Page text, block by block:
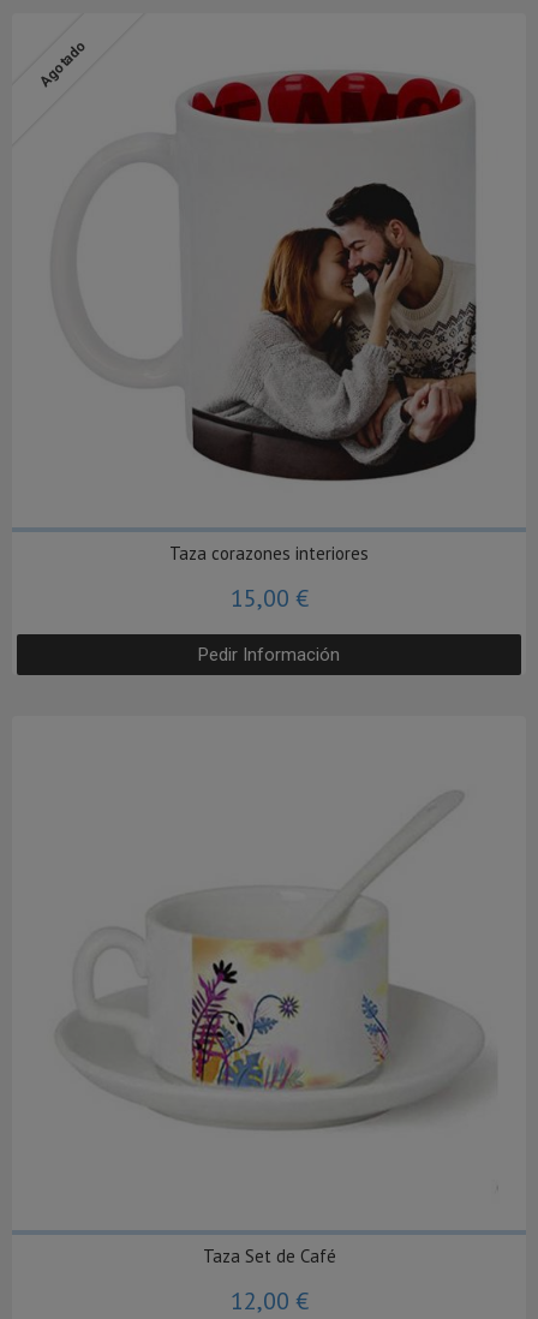
Agotado
Taza corazones interiores
15,00 €
Pedir Información
Taza Set de Café
12,00 €